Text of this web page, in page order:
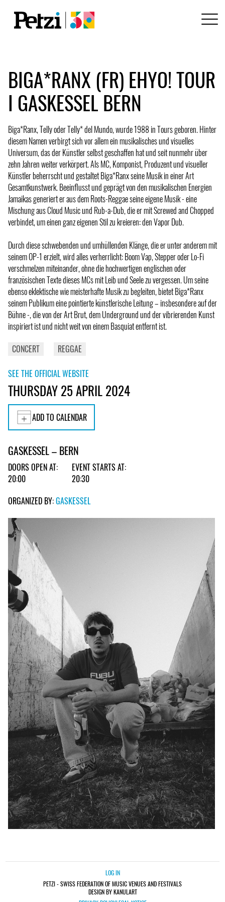
BIGA*RANX (FR) EHYO! TOUR
I GASKESSEL BERN
Biga*Ranx, Telly oder Telly* del Mundo, wurde 1988 in Tours geboren. Hinter
diesem Namen verbirgt sich vor allem ein musikalisches und visuelles
Universum, das der Künstler selbst geschaffen hat und seit nunmehr über
zehn Jahren weiter verkörpert. Als MC, Komponist, Produzent und visueller
Künstler beherrscht und gestaltet Biga*Ranx seine Musik in einer Art
Gesamtkunstwerk. Beeinflusst und geprägt von den musikalischen Energien
Jamaikas generiert er aus dem Roots-Reggae seine eigene Musik - eine
Mischung aus Cloud Music und Rub-a-Dub, die er mit Screwed and Chopped
verbindet, um einen ganz eigenen Stil zu kreieren: den Vapor Dub.
Durch diese schwebenden und umhüllenden Klänge, die er unter anderem mit
seinem OP-1 erzielt, wird alles verherrlicht: Boom Vap, Stepper oder Lo-Fi
verschmelzen miteinander, ohne die hochwertigen englischen oder
französischen Texte dieses MCs mit Leib und Seele zu vergessen. Um seine
ebenso eklektische wie meisterhafte Musik zu begleiten, bietet Biga*Ranx
seinem Publikum eine pointierte künstlerische Leitung – insbesondere auf der
Bühne -, die von der Art Brut, dem Underground und der vibrierenden Kunst
inspiriert ist und nicht weit von einem Basquiat entfernt ist.
CONCERT
REGGAE
SEE THE OFFICIAL WEBSITE
THURSDAY 25 APRIL 2024
ADD TO CALENDAR
GASKESSEL – BERN
DOORS OPEN AT:
20:00
EVENT STARTS AT:
20:30
ORGANIZED BY:GASKESSEL
LOG IN
PETZI - SWISS FEDERATION OF MUSIC VENUES AND FESTIVALS
DESIGN BY KANULART